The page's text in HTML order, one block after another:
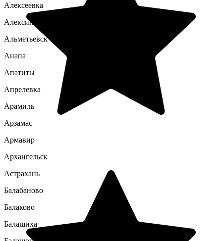
Алексеевка
Алексин
Альметьевск
Анапа
Апатиты
Апрелевка
Арамиль
Арзамас
Армавир
Архангельск
Астрахань
Балабаново
Балаково
Балашиха